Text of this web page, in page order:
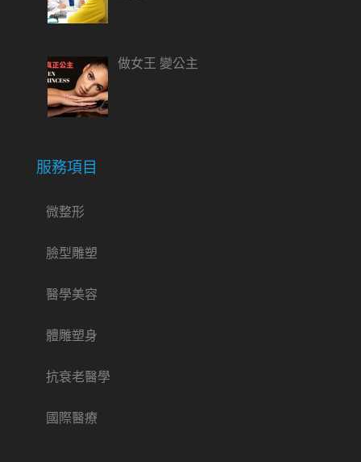
做女王 變公主
服務項目
微整形
臉型雕塑
醫學美容
體雕塑身
抗衰老醫學
國際醫療